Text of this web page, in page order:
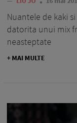
Nuantele de kaki
datorita unui mix
neasteptate
+ MAI MULTE